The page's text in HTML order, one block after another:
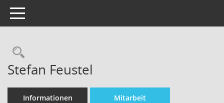
Toggle navigation
Rechercheauswahl
Stefan Feustel
Informationen Mitarbeit